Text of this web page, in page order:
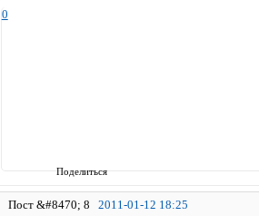
Поделиться
0
8 2011-01-12 18:25